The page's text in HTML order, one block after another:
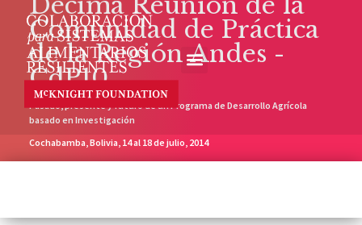
Comunidad de Práctica
de la Región Andes -
CdP10
Pasado, presente y futuro de un Programa de Desarrollo Agrícola
basado en Investigación
Cochabamba, Bolivia, 14 al 18 de julio, 2014